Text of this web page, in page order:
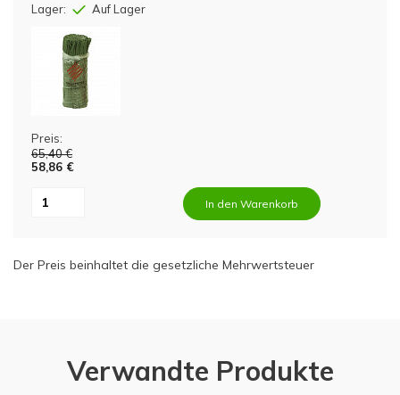
Lager:
Auf Lager
Preis:
65,40 €
58,86 €
In den Warenkorb
Der Preis beinhaltet die gesetzliche Mehrwertsteuer
Verwandte Produkte